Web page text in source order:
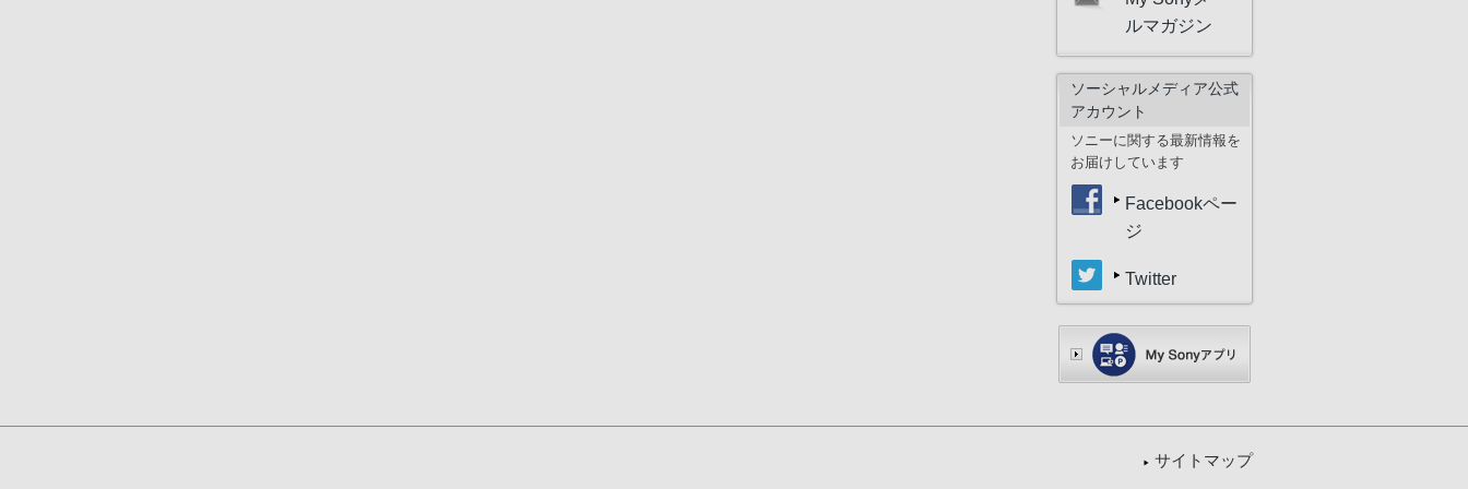
ルマガジン
ソーシャルメディア公式
アカウント
ソニーに関する最新情報を
お届けしています
Facebookペー
ジ
Twitter
サイトマップ